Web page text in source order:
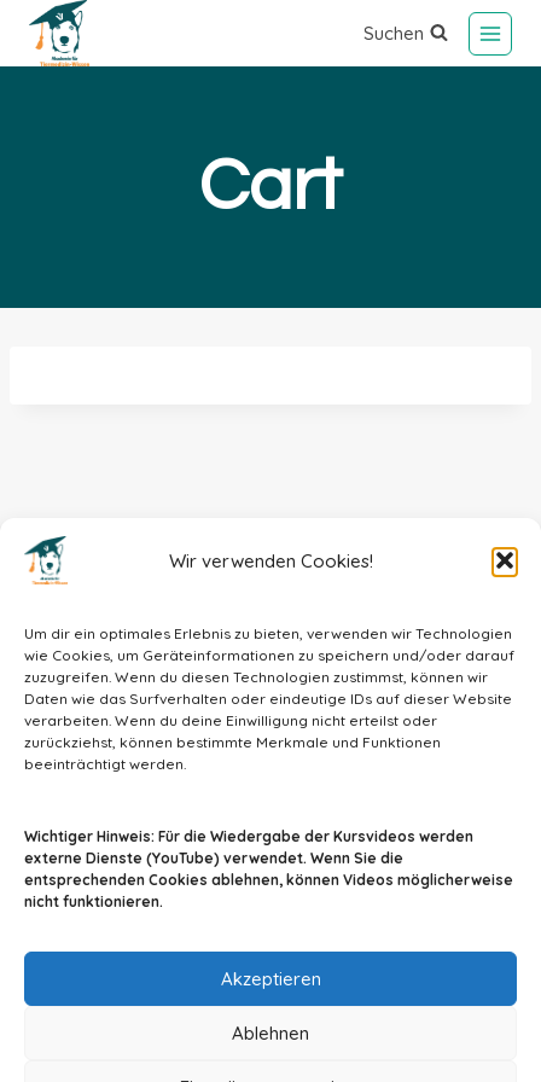
Wir verwenden Cookies!
Um dir ein optimales Erlebnis zu bieten, verwenden wir Technologien
wie Cookies, um Geräteinformationen zu speichern und/oder darauf
zuzugreifen. Wenn du diesen Technologien zustimmst, können wir
Daten wie das Surfverhalten oder eindeutige IDs auf dieser Website
verarbeiten. Wenn du deine Einwilligung nicht erteilst oder
zurückziehst, können bestimmte Merkmale und Funktionen
beeinträchtigt werden.
Wichtiger Hinweis: Für die Wiedergabe der Kursvideos werden
externe Dienste (YouTube) verwendet. Wenn Sie die
entsprechenden Cookies ablehnen, können Videos möglicherweise
nicht funktionieren.
Akzeptieren
Ablehnen
Suchen
Cart
info@tiermedizin-wissen.de